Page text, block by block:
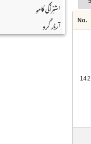
اشتِرٲکی کامہٕ
آرڈر کٔرو
No.
142